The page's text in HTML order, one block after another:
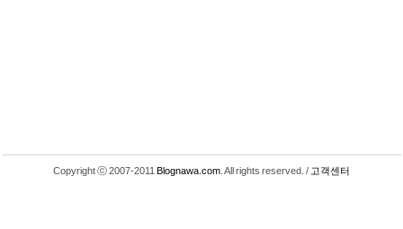
Copyright ⓒ 2007-2011 Blognawa.com . All rights reserved. / 고객센터